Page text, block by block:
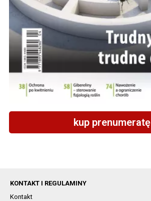
kup prenumeratę
KONTAKT I REGULAMINY
Kontakt